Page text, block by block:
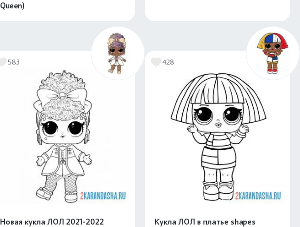
Queen)
583
Новая кукла ЛОЛ 2021-2022
428
Кукла ЛОЛ в платье shapes